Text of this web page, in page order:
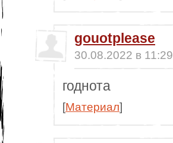
gouotplease
30.08.2022 в 11:29
годнота
[Материал]